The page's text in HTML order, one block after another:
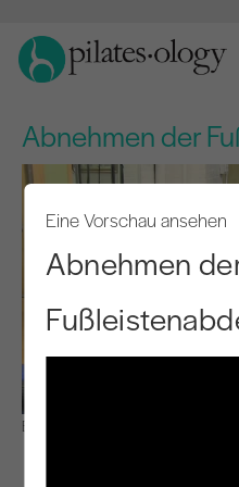
Abnehmen der
Eine Vorschau ansehen
Abnehmen
Beobachten & Lernen